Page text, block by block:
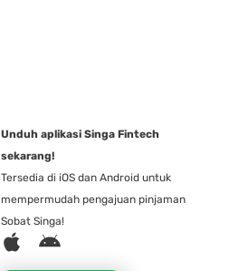
Unduh aplikasi Singa Fintech
sekarang!
Tersedia di iOS dan Android untuk
mempermudah pengajuan pinjaman
Sobat Singa!
A
A